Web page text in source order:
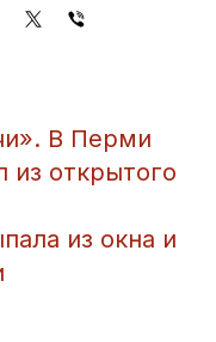
В Перми
из открытого
из окна и